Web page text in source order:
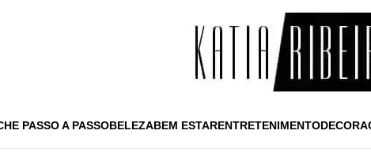
PASSO A PASSOBELEZABEM ESTARENTRETENIMENTO